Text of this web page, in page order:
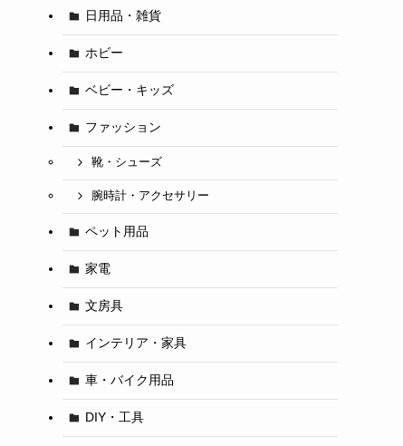
日用品・雑貨
ホビー
ベビー・キッズ
ファッション
靴・シューズ
腕時計・アクセサリー
ペット用品
家電
文房具
インテリア・家具
車・バイク用品
DIY・工具